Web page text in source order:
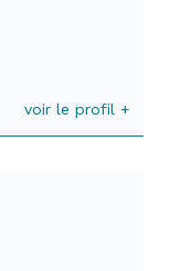
voir le profil +